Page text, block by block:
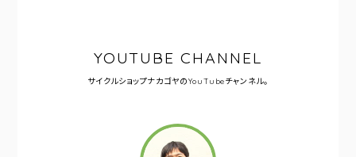
YOUTUBE CHANNEL
サイクルショップナカゴヤのYouTubeチャンネル。